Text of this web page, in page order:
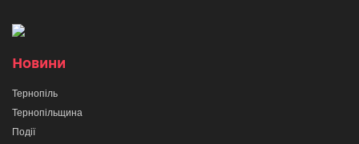
Новини
Тернопіль
Тернопільщина
Події